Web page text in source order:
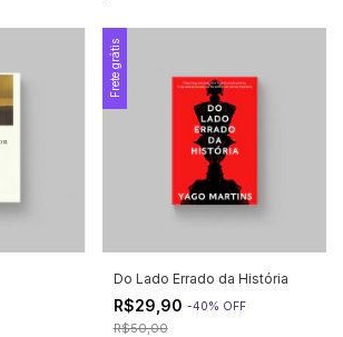
Frete grátis
Do Lado Errado da História
R$29,90 -40% OFF
R$50,00